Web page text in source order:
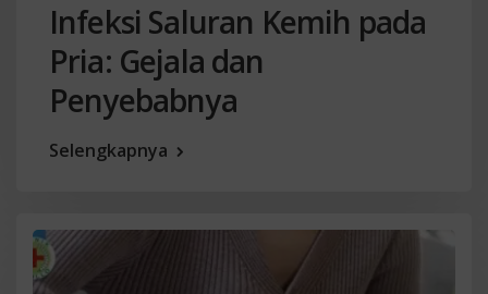
Infeksi Saluran Kemih pada
Pria: Gejala dan
Penyebabnya
Selengkapnya